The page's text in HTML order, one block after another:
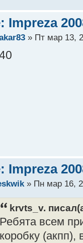
Impreza
» Пт мар 13,
Impreza
» Пн мар 16,
krvts_v.
Ребята всем
коробку (акпп),